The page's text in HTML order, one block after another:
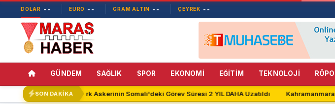
DOLAR -- EURO -- GRAM ALTIN -- ÇEYREK --
GÜNDEM SAĞLIK SPOR EKONOMİ EĞİTİM TEKNOLOJİ
SON DAKİKA Türk Askerinin Somali'deki Görev Süresi 2 YIL DAHA Uzatıldı